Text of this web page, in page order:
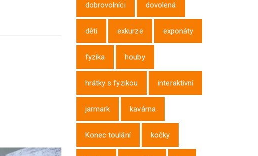
dobrovolníci dovolená
děti exkurze exponáty
fyzika houby
hrátky s fyzikou interaktivní
jarmark kavárna
Konec toulání kočky